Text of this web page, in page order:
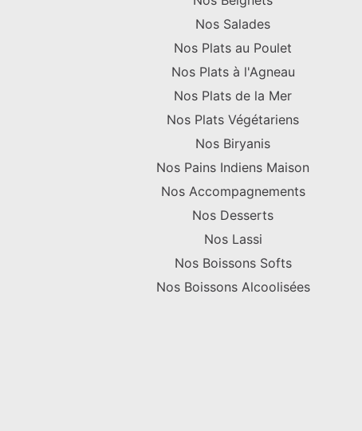
Nos Salades
Nos Plats au Poulet
Nos Plats à l'Agneau
Nos Plats de la Mer
Nos Plats Végétariens
Nos Biryanis
Nos Pains Indiens Maison
Nos Accompagnements
Nos Desserts
Nos Lassi
Nos Boissons Softs
Nos Boissons Alcoolisées